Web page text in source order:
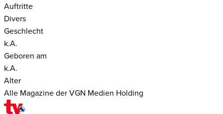
Auftritte
Divers
Geschlecht
k.A.
Geboren am
k.A.
Alter
Alle Magazine der VGN Medien Holding